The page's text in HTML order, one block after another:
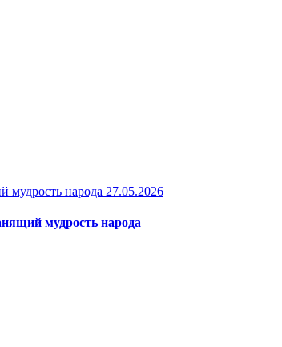
27.05.2026
мудрость народа